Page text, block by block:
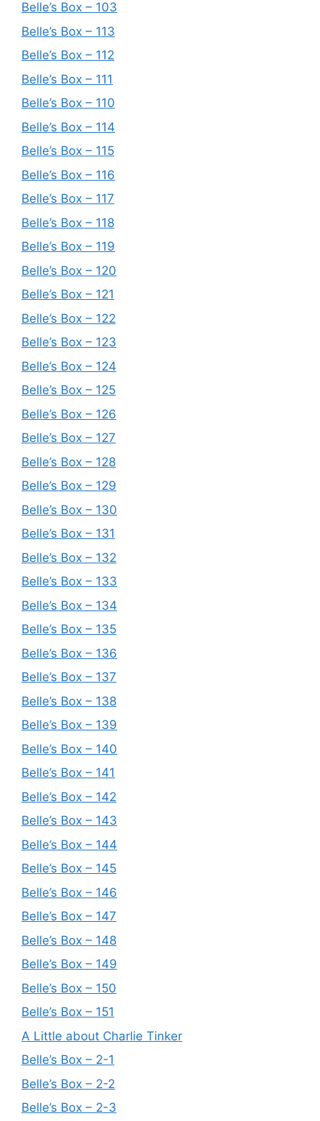
Belle’s Box – 103
Belle’s Box – 113
Belle’s Box – 112
Belle’s Box – 111
Belle’s Box – 110
Belle’s Box – 114
Belle’s Box – 115
Belle’s Box – 116
Belle’s Box – 117
Belle’s Box – 118
Belle’s Box – 119
Belle’s Box – 120
Belle’s Box – 121
Belle’s Box – 122
Belle’s Box – 123
Belle’s Box – 124
Belle’s Box – 125
Belle’s Box – 126
Belle’s Box – 127
Belle’s Box – 128
Belle’s Box – 129
Belle’s Box – 130
Belle’s Box – 131
Belle’s Box – 132
Belle’s Box – 133
Belle’s Box – 134
Belle’s Box – 135
Belle’s Box – 136
Belle’s Box – 137
Belle’s Box – 138
Belle’s Box – 139
Belle’s Box – 140
Belle’s Box – 141
Belle’s Box – 142
Belle’s Box – 143
Belle’s Box – 144
Belle’s Box – 145
Belle’s Box – 146
Belle’s Box – 147
Belle’s Box – 148
Belle’s Box – 149
Belle’s Box – 150
Belle’s Box – 151
A Little about Charlie Tinker
Belle’s Box – 2-1
Belle’s Box – 2-2
Belle’s Box – 2-3